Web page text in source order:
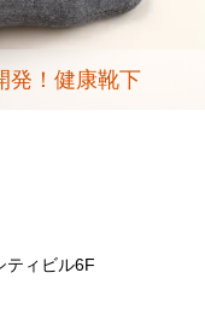
！健康靴下
ティビル6F